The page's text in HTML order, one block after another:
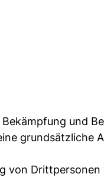
und
grundsätzliche
von